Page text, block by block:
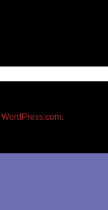
WordPress.com.